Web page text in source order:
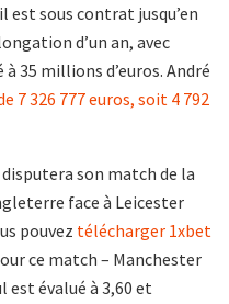
est sous contrat jusqu’en
d’un an, avec
35 millions d’euros. André
7 326 777 euros, soit 4 792
son match de la
face à Leicester
pouvez télécharger 1xbet
ce match – Manchester
est évalué à 3,60 et